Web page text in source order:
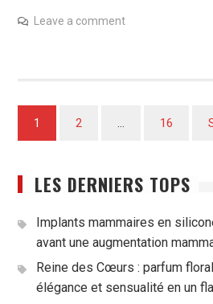
Leave a comment
Pagination
des
1 2 … 16
LES DERNIERS TOPS
Implants mammaires en
avant une augmentation
Reine des Cœurs : parfum
élégance et sensualité en un